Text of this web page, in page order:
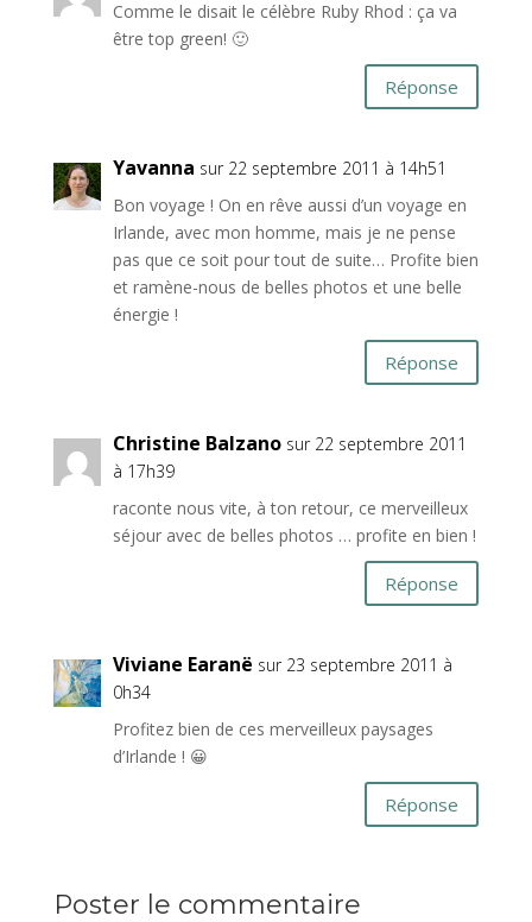
Comme le disait le célèbre Ruby Rhod : ça va
être top green! 🙂
Réponse
Yavanna sur 22 septembre 2011 à 14h51
Bon voyage ! On en rêve aussi d’un voyage en
Irlande, avec mon homme, mais je ne pense
pas que ce soit pour tout de suite… Profite bien
et ramène-nous de belles photos et une belle
énergie !
Réponse
Christine Balzano sur 22 septembre 2011
à 17h39
raconte nous vite, à ton retour, ce merveilleux
séjour avec de belles photos … profite en bien !
Réponse
Viviane Earanë sur 23 septembre 2011 à
0h34
Profitez bien de ces merveilleux paysages
d’Irlande ! 😀
Réponse
Poster le commentaire